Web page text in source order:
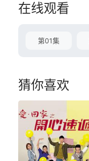
在线观看
第01集
猜你喜欢